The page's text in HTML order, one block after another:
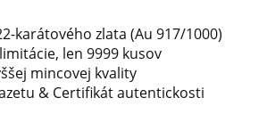
karátového zlata (Au 917/1000)
limitácie, len 9999 kusov
mincovej kvality
& Certifikátautentickosti